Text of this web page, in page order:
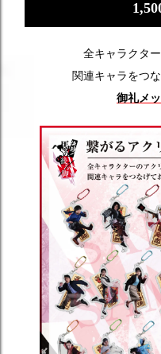
全キャラクタ
関連キャラをつ
御礼メ